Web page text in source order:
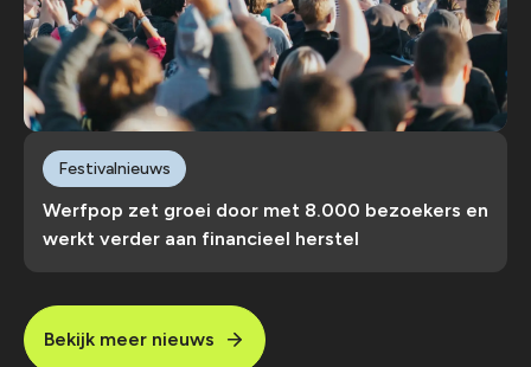
Werfpop zet groei door met 8.000 bezoekers en
werkt verder aan financieel herstel
Festivalnieuws
Bekijk meer nieuws